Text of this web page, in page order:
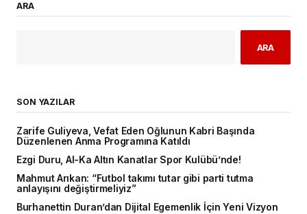
ARA
ARA
SON YAZILAR
Zarife Guliyeva, Vefat Eden Oğlunun Kabri Başında
Düzenlenen Anma Programına Katıldı
Ezgi Duru, Al-Ka Altın Kanatlar Spor Kulübü’nde!
Mahmut Arıkan: “Futbol takımı tutar gibi parti tutma
anlayışını değiştirmeliyiz”
Burhanettin Duran’dan Dijital Egemenlik İçin Yeni Vizyon